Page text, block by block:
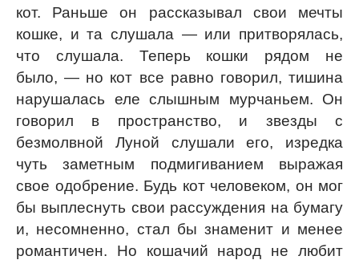
кот. Раньше он рассказывал свои мечты
кошке, и та слушала — или притворялась,
что слушала. Теперь кошки рядом не
было, — но кот все равно говорил, тишина
нарушалась еле слышным мурчаньем. Он
говорил в пространство, и звезды с
безмолвной Луной слушали его, изредка
чуть заметным подмигиванием выражая
свое одобрение. Будь кот человеком, он мог
бы выплеснуть свои рассуждения на бумагу
и, несомненно, стал бы знаменит и менее
романтичен. Но кошачий народ не любит